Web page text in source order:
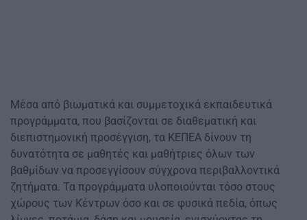
Μέσα από βιωματικά και συμμετοχικά εκπαιδευτικά
προγράμματα, που βασίζονται σε διαθεματική και
διεπιστημονική προσέγγιση, τα ΚΕΠΕΑ δίνουν τη
δυνατότητα σε μαθητές και μαθήτριες όλων των
βαθμίδων να προσεγγίσουν σύγχρονα περιβαλλοντικά
ζητήματα. Τα προγράμματα υλοποιούνται τόσο στους
χώρους των Κέντρων όσο και σε φυσικά πεδία, όπως